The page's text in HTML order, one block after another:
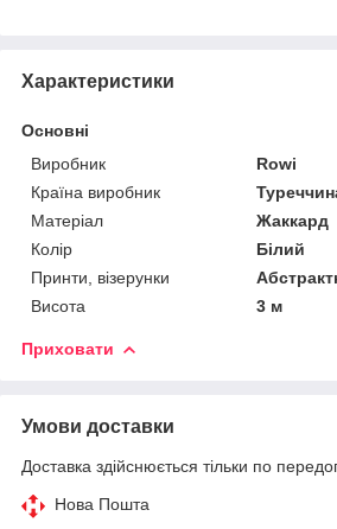
Характеристики
Основні
Виробник
Rowi
Країна виробник
Матеріал
Жаккард
Колір
Білий
Принти, візерунки
Висота
3 м
Приховати
Умови доставки
Доставка здійснюється тільки по
Нова Пошта